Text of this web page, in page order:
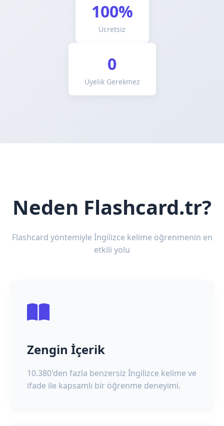
100%
Ücretsiz
0
Üyelik Gerekmez
Neden Flashcard.tr?
Flashcard yöntemiyle İngilizce kelime öğrenmenin en
etkili yolu
Zengin İçerik
10.380'den fazla benzersiz İngilizce kelime ve
ifade ile kapsamlı bir öğrenme deneyimi.